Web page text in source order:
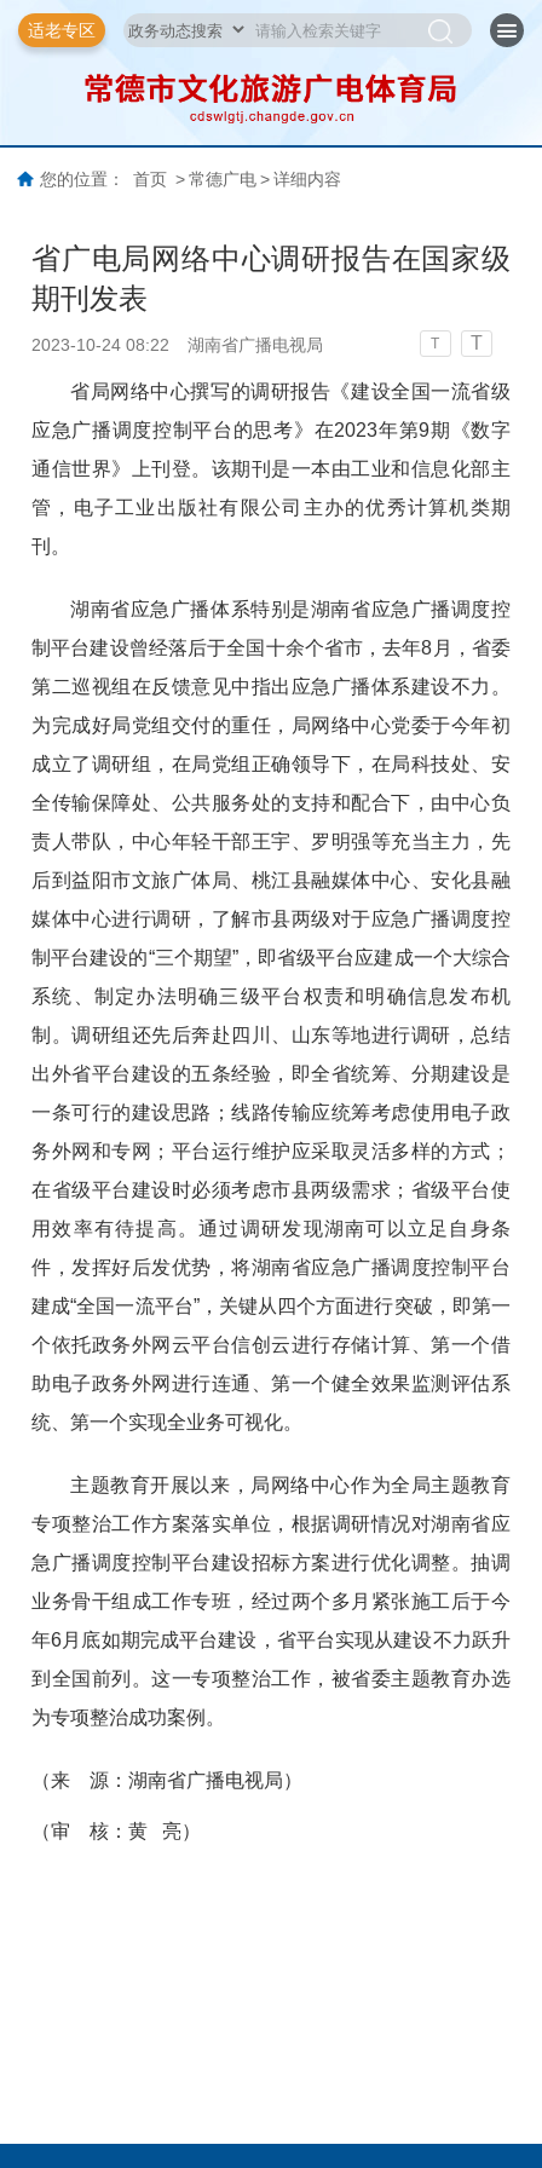
适老专区
您的位置： 首页 > 常德广电 > 详细内容
省广电局网络中心调研报告在国家级
期刊发表
2023-10-24 08:22 湖南省广播电视局 T T
省局网络中心撰写的调研报告《建设全国一流省级
应急广播调度控制平台的思考》在2023年第9期《数字
通信世界》上刊登。该期刊是一本由工业和信息化部主
管，电子工业出版社有限公司主办的优秀计算机类期
刊。
湖南省应急广播体系特别是湖南省应急广播调度控
制平台建设曾经落后于全国十余个省市，去年8月，省委
第二巡视组在反馈意见中指出应急广播体系建设不力。
为完成好局党组交付的重任，局网络中心党委于今年初
成立了调研组，在局党组正确领导下，在局科技处、安
全传输保障处、公共服务处的支持和配合下，由中心负
责人带队，中心年轻干部王宇、罗明强等充当主力，先
后到益阳市文旅广体局、桃江县融媒体中心、安化县融
媒体中心进行调研，了解市县两级对于应急广播调度控
制平台建设的“三个期望”，即省级平台应建成一个大综合
系统、制定办法明确三级平台权责和明确信息发布机
制。调研组还先后奔赴四川、山东等地进行调研，总结
出外省平台建设的五条经验，即全省统筹、分期建设是
一条可行的建设思路；线路传输应统筹考虑使用电子政
务外网和专网；平台运行维护应采取灵活多样的方式；
在省级平台建设时必须考虑市县两级需求；省级平台使
用效率有待提高。通过调研发现湖南可以立足自身条
件，发挥好后发优势，将湖南省应急广播调度控制平台
建成“全国一流平台”，关键从四个方面进行突破，即第一
个依托政务外网云平台信创云进行存储计算、第一个借
助电子政务外网进行连通、第一个健全效果监测评估系
统、第一个实现全业务可视化。
主题教育开展以来，局网络中心作为全局主题教育
专项整治工作方案落实单位，根据调研情况对湖南省应
急广播调度控制平台建设招标方案进行优化调整。抽调
业务骨干组成工作专班，经过两个多月紧张施工后于今
年6月底如期完成平台建设，省平台实现从建设不力跃升
到全国前列。这一专项整治工作，被省委主题教育办选
为专项整治成功案例。
（来 源：湖南省广播电视局）
（审 核：黄 亮）